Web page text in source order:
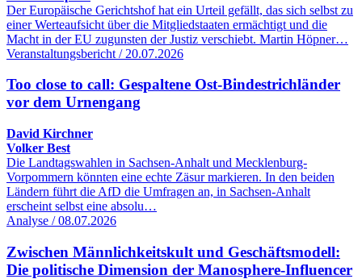
Der Europäische Gerichtshof hat ein Urteil gefällt, das sich selbst zu
einer Werteaufsicht über die Mitgliedstaaten ermächtigt und die
Macht in der EU zugunsten der Justiz verschiebt. Martin Höpner…
Veranstaltungsbericht / 20.07.2026
Too close to call: Gespaltene Ost-Bindestrichländer
vor dem Urnengang
David Kirchner
Volker Best
Die Landtagswahlen in Sachsen-Anhalt und Mecklenburg-
Vorpommern könnten eine echte Zäsur markieren. In den beiden
Ländern führt die AfD die Umfragen an, in Sachsen-Anhalt
erscheint selbst eine absolu…
Analyse / 08.07.2026
Zwischen Männlichkeitskult und Geschäftsmodell:
Die politische Dimension der Manosphere-Influencer